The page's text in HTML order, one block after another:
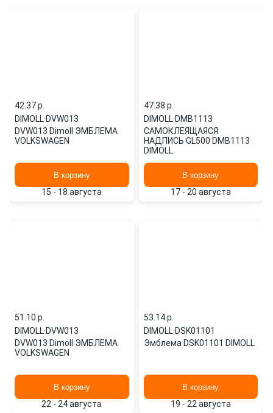
42.37 p.
DIMOLL·DVW013
DVW013 Dimoll ЭМБЛЕМА
VOLKSWAGEN
В корзину
15 - 18 августа
47.38 p.
DIMOLL·DMB1113
САМОКЛЕЯЩАЯСЯ
НАДПИСЬ GL500 DMB1113
DIMOLL
В корзину
17 - 20 августа
51.10 p.
DIMOLL·DVW013
DVW013 Dimoll ЭМБЛЕМА
VOLKSWAGEN
В корзину
22 - 24 августа
53.14 p.
DIMOLL·DSK01101
Эмблема DSK01101 DIMOLL
В корзину
19 - 22 августа